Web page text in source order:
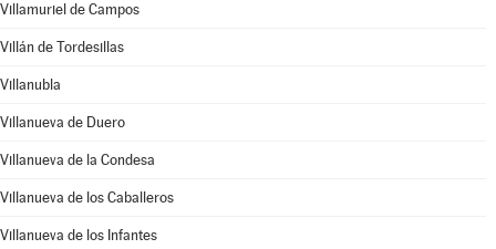
Villamuriel de Campos
Villán de Tordesillas
Villanubla
Villanueva de Duero
Villanueva de la Condesa
Villanueva de los Caballeros
Villanueva de los Infantes